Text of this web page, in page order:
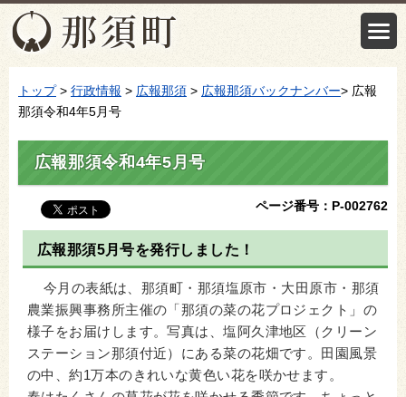
トップ> 行政情報 > 広報那須 > 広報那須バックナンバー> 広報
那須令和4年5月号
広報那須令和4年5月号
ページ番号：P-002762
広報那須5月号を発行しました！
今月の表紙は、那須町・那須塩原市・大田原市・那須
農業振興事務所主催の「那須の菜の花プロジェクト」の
様子をお届けします。写真は、塩阿久津地区（クリーン
ステーション那須付近）にある菜の花畑です。田園風景
の中、約1万本のきれいな黄色い花を咲かせます。